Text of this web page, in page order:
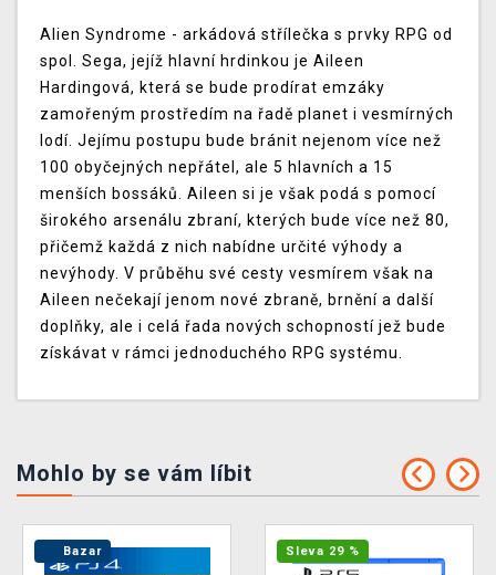
Alien Syndrome - arkádová střílečka s prvky RPG od
spol. Sega, jejíž hlavní hrdinkou je Aileen
Hardingová, která se bude prodírat emzáky
zamořeným prostředím na řadě planet i vesmírných
lodí. Jejímu postupu bude bránit nejenom více než
100 obyčejných nepřátel, ale 5 hlavních a 15
menších bossáků. Aileen si je však podá s pomocí
širokého arsenálu zbraní, kterých bude více než 80,
přičemž každá z nich nabídne určité výhody a
nevýhody. V průběhu své cesty vesmírem však na
Aileen nečekají jenom nové zbraně, brnění a další
doplňky, ale i celá řada nových schopností jež bude
získávat v rámci jednoduchého RPG systému.
Mohlo by se vám líbit
Bazar Sleva 29 %